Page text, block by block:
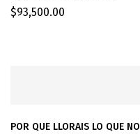
$93,500.00
POR QUE LLORAIS LO QUE NO